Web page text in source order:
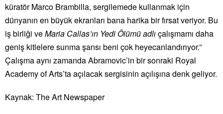
küratör Marco Brambilla, sergilemede kullanmak için
dünyanın en büyük ekranları bana harika bir fırsat veriyor. Bu
iş birliği veMaria Callas’ın Yedi Ölümü adlıçalışmamı daha
geniş kitlelere sunma şansı beni çok heyecanlandırıyor.”
Çalışma aynı zamanda Abramovic’in bir sonraki Royal
Academy of Arts’ta açılacak sergisinin açılışına denk geliyor.
Kaynak: The Art Newspaper